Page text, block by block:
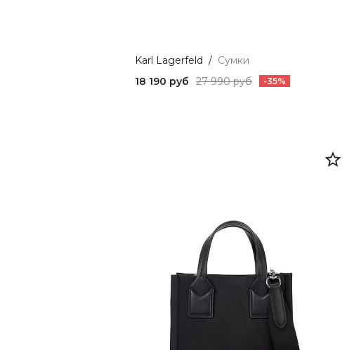
Karl Lagerfeld / Сумки
18 190 руб
27 990 руб -35%